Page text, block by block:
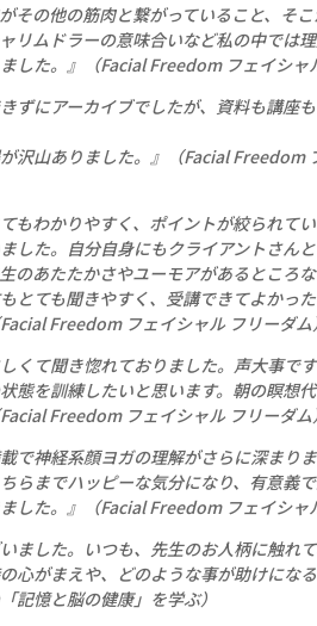
その他の筋肉と繋がっていること、そ
リムドラーの意味合いなど私の中では
した。』（Facial Freedom フェイシャ
きずにアーカイブでしたが、資料も講座
沢山ありました。』（Facial Freedom
てもわかりやすく、ポイントが絞られて
した。自分自身にもクライアントさん
のあたたかさやユーモアがあるところ
とても聞きやすく、受講できてよかっ
Freedom フェイシャル フリーダム
しくて聞き惚れておりました。声大事で
態を訓練したいと思います。朝の瞑想
Freedom フェイシャル フリーダム
載で神経系顔ヨガの理解がさらに深まり
らまでハッピーな気分になり、有意義
した。』（Facial Freedom フェイシャ
ました。いつも、先生のお人柄に触れ
心がまえや、どのような事が助けにな
記憶と脳の健康」を学ぶ）